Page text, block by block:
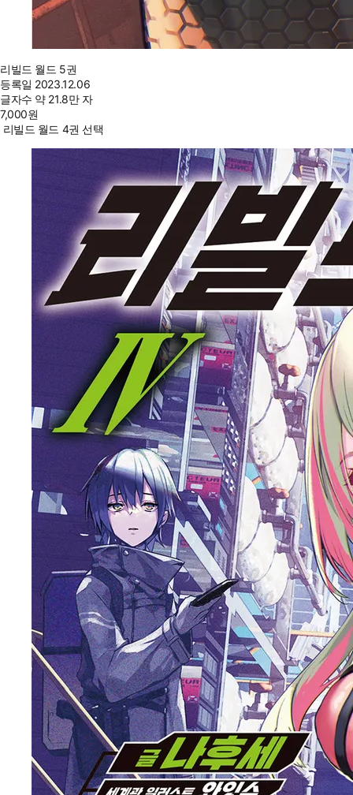
리빌드 월드 5권
등록일 2023.12.06
글자수 약 21.8만 자
7,000원
리빌드 월드 4권 선택